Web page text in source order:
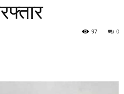
0
97